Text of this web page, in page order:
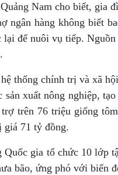
Nam cho biết, gia
ngân hàng không biết
để nuôi vụ tiếp.
thống chính trị và xã
xuất nông nghiệp,
trên 76 triệu giống
giá 71 tỷ đồng.
gia tổ chức 10 lớp
bão, ứng phó với biến